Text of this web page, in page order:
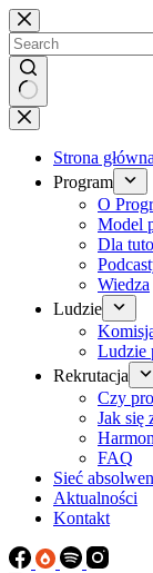
Brak
wyników
Strona główna
Program
O
Model
Dla
Wiedza
Ludzie
Ludzie
Rekrutacja
Czy
Jak się
FAQ
Sieć
Aktualności
Kontakt